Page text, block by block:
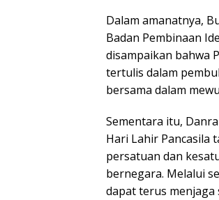
Dalam amanatnya,
Badan Pembinaan
disampaikan bahwa
tertulis dalam
bersama dalam
Sementara itu,
Hari Lahir Pancasila
persatuan dan
bernegara. Melalui
dapat terus menjaga